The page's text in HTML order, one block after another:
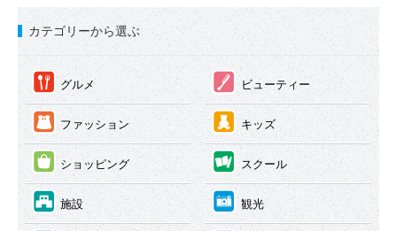
カテゴリーから選ぶ
① グルメ ② ビューティー
③ ファッション ④ キッズ
⑤ ショッピング ⑥ スクール
⑦ 施設 ⑧ 観光